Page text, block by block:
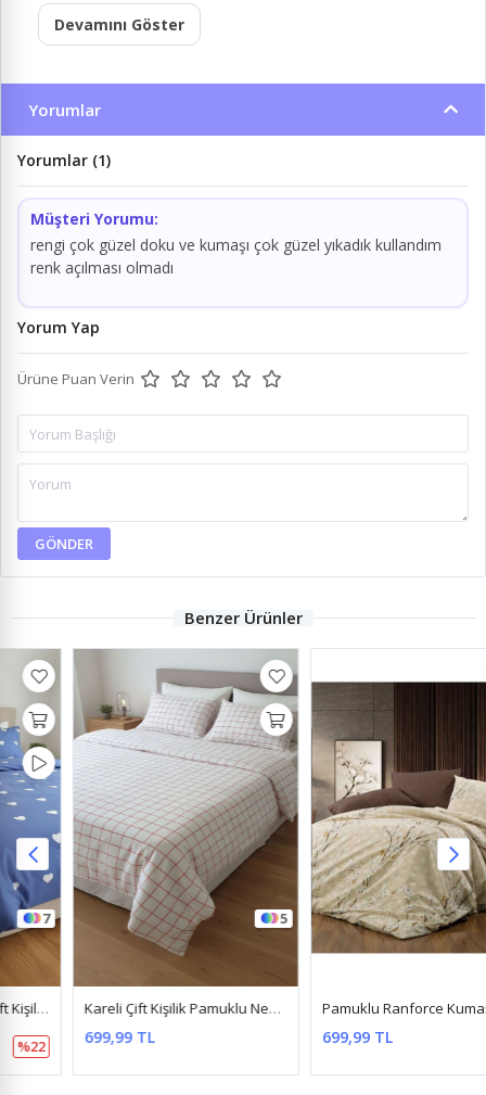
Devamını Göster
Yorumlar
Yorumlar (1)
Müşteri Yorumu:
rengi çok güzel doku ve kumaşı çok güzel yıkadık kullandım
renk açılması olmadı
Yorum Yap
Ürüne Puan Verin
GÖNDER
Benzer Ürünler
Kareli Çift Kişilik Pamuklu Nevresim Takımı Beyaz
699,99 TL
Pamuklu Ranforce Kumaş Çift Kişilik Nevresim Takımı Papatya Kahverengi
699,99 TL